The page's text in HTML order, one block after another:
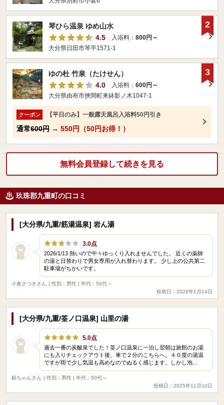
琴ひら温泉 ゆめ山水
4.5
入浴料： 800円～
大分県日田市琴平1571-1
2
ゆの杜 竹泉（たけせん）
4.0
入浴料： 600円～
大分県由布市挾間町来鉢影ノ木1047-1
クーポン 【平日のみ】一般露天風呂入浴料50円引き
通常600円 → 550円（50円お得！）
3
無料会員登録して続きを見る
玖珠郡九重町の口コミ
[大分県/九重/筋湯温泉] 岩ん湯
3.0点
2026/1/13 熱いので中々ゆっくり入れませんでした。 近くの薬師
の湯と日替わりで男女専用が入れ替わります。 少し上の公共第二
駐車場がちかいです。
小倉さつきさん
| 性別：男性 | 年代：50代～
投稿日：2026年1月14日
[大分県/九重/筌ノ口温泉] 山里の湯
5.0点
過去一番の炭酸泉でした！筌ノ口温泉に一泊し翌朝は旅館のお湯
にも入りチェックアウト後、車で２分のこちらへ。４０度の湯温
ですが雨で少し気温も高めなのでぬるく感じます。しかし泡…
銀ちゃんさん
| 性別：男性 | 年代：50代～
投稿日：2025年11月10日